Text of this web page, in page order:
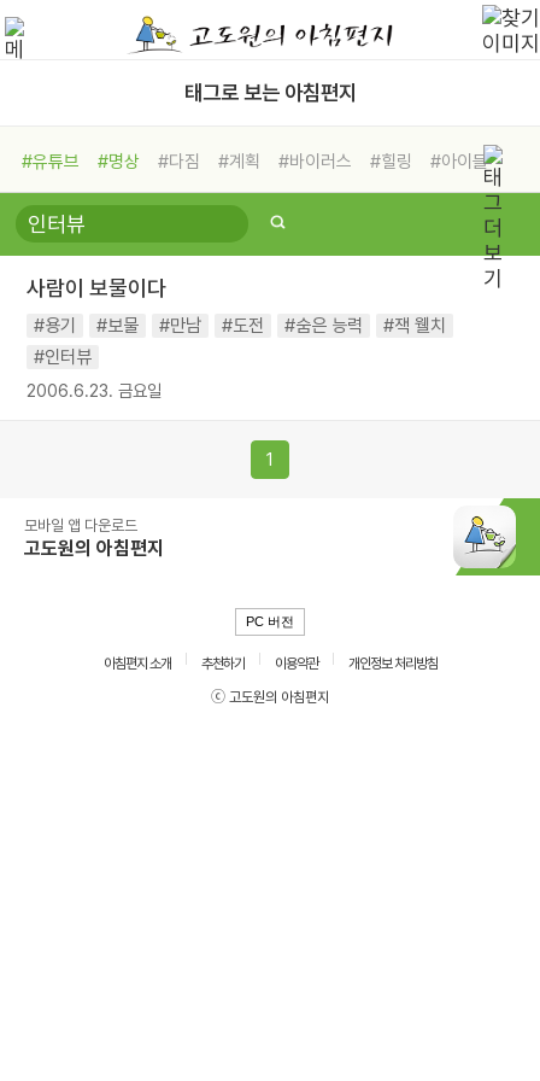
태그로 보는 아침편지
#유튜브 #명상 #다짐 #계획 #바이러스 #힐링
#아이들
#비전캠프
#독서캠프 #삶
#희망
#나눔 #친구 #링컨학교
#독서
#건강 #면역력
사람이 보물이다
#용기 #보물 #만남 #도전 #숨은 능력
#잭 웰치
#인터뷰
2006.6.23. 금요일
1
모바일 앱 다운로드
고도원의 아침편지
PC 버전
아침편지 소개 추천하기 이용약관
개인정보 처리방침
ⓒ 고도원의 아침편지